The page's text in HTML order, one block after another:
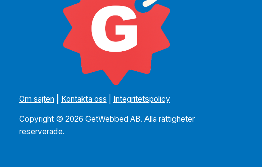
Om sajten Kontakta oss Integritetspolicy
Copyright © 2026 GetWebbed AB. Alla rättigheter
reserverade.